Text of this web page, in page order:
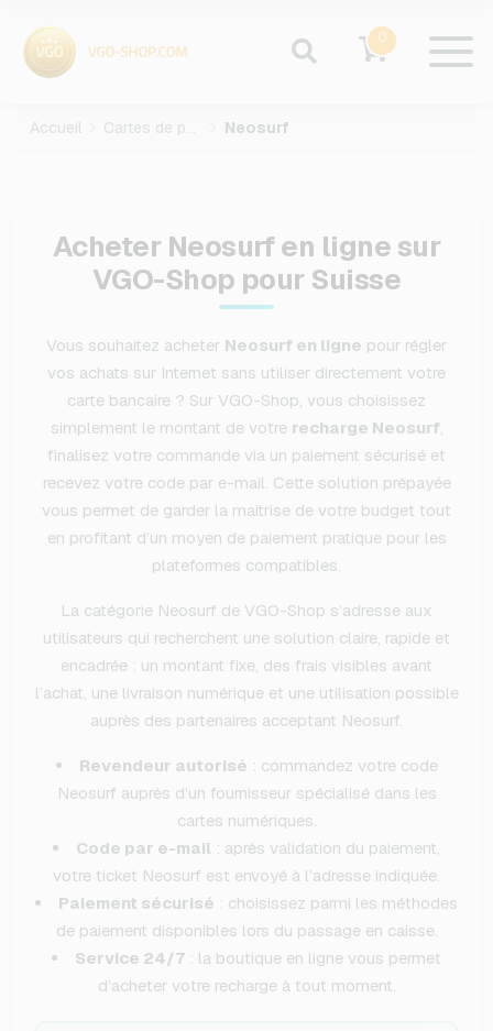
0
Accueil Cartes de paiement Neosurf
Acheter Neosurf en ligne sur
VGO-Shop pour Suisse
Vous souhaitez acheter Neosurf en ligne pour régler
vos achats sur Internet sans utiliser directement votre
carte bancaire ? Sur VGO-Shop, vous choisissez
simplement le montant de votre recharge Neosurf,
finalisez votre commande via un paiement sécurisé et
recevez votre code par e-mail. Cette solution prépayée
vous permet de garder la maîtrise de votre budget tout
en profitant d’un moyen de paiement pratique pour les
plateformes compatibles.
La catégorie Neosurf de VGO-Shop s’adresse aux
utilisateurs qui recherchent une solution claire, rapide et
encadrée : un montant fixe, des frais visibles avant
l’achat, une livraison numérique et une utilisation possible
auprès des partenaires acceptant Neosurf.
Revendeur autorisé : commandez votre code
Neosurf auprès d’un fournisseur spécialisé dans les
cartes numériques.
Code par e-mail : après validation du paiement,
votre ticket Neosurf est envoyé à l’adresse indiquée.
Paiement sécurisé : choisissez parmi les méthodes
de paiement disponibles lors du passage en caisse.
Service 24/7 : la boutique en ligne vous permet
d’acheter votre recharge à tout moment.